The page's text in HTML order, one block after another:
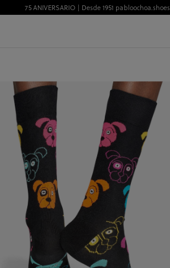
75 ANIVERSARIO | Desde 1951 pabloochoa.shoes